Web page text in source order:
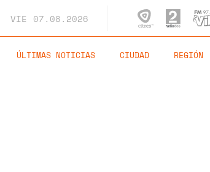
VIE 07.08.2026
ÚLTIMAS NOTICIAS CIUDAD REGIÓN